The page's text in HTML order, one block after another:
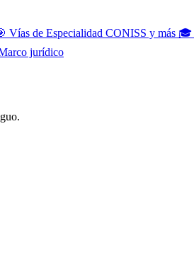
Vías de Especialidad CONISS y más 🎓
jurídico